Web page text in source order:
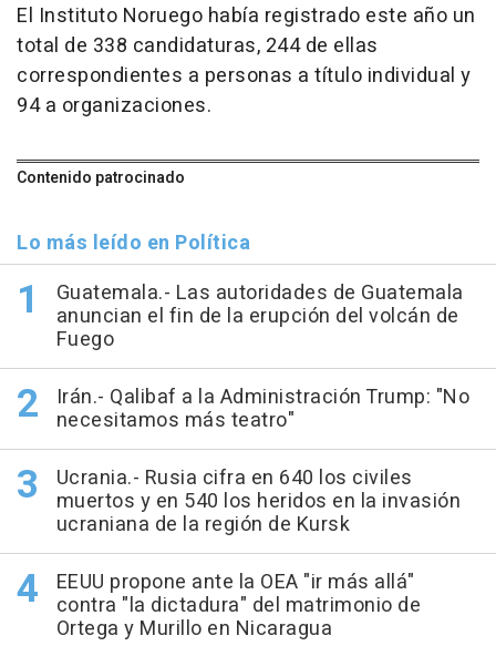
El Instituto Noruego había registrado este año un
total de 338 candidaturas, 244 de ellas
correspondientes a personas a título individual y
94 a organizaciones.
Contenido patrocinado
Lo más leído en Política
Guatemala.- Las autoridades de Guatemala
anuncian el fin de la erupción del volcán de
Fuego
Irán.- Qalibaf a la Administración Trump: "No
necesitamos más teatro"
Ucrania.- Rusia cifra en 640 los civiles
muertos y en 540 los heridos en la invasión
ucraniana de la región de Kursk
EEUU propone ante la OEA "ir más allá"
contra "la dictadura" del matrimonio de
Ortega y Murillo en Nicaragua